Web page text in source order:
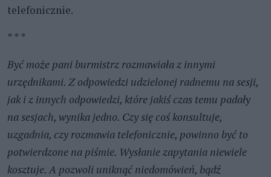
telefonicznie.
* * *
Być może pani burmistrz rozmawiała z innymi
urzędnikami. Z odpowiedzi udzielonej radnemu na sesji,
jak i z innych odpowiedzi, które jakiś czas temu padały
na sesjach, wynika jedno. Czy się coś konsultuje,
uzgadnia, czy rozmawia telefonicznie, powinno być to
potwierdzone na piśmie. Wysłanie zapytania niewiele
kosztuje. A pozwoli uniknąć niedomówień, bądź